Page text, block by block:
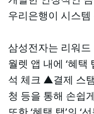
우리은행이 시스
삼성전자는 리워
월렛 앱 내에 ‘혜
석 체크 ▲결제 스
청 등을 통해 손쉽